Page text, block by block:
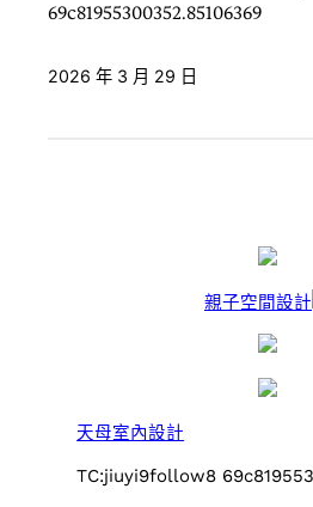
69c81955300352.85106369
2026 年 3 月 29 日
親子空間設計
天母室內設計
TC:jiuyi9follow8